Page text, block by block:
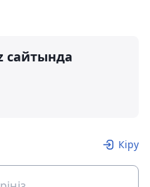
сайтында
Кіру